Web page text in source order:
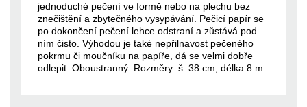
jednoduché pečení ve formě nebo na plechu bez
znečištění a zbytečného vysypávání. Pečicí papír se
po dokončení pečení lehce odstraní a zůstává pod
ním čisto. Výhodou je také nepřilnavost pečeného
pokrmu či moučníku na papíře, dá se velmi dobře
odlepit. Oboustranný. Rozměry: š. 38 cm, délka 8 m.